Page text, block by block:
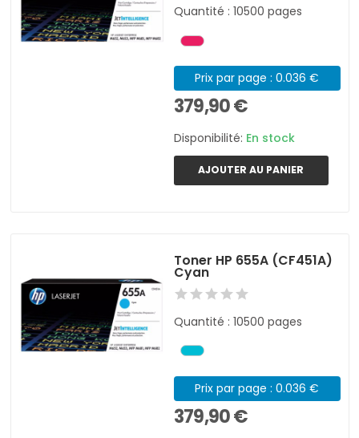
Quantité : 10500 pages
Prix par page : 0.036 €
379,90 €
Disponibilité: En stock
AJOUTER AU PANIER
Toner HP 655A (CF451A)
Cyan
Quantité : 10500 pages
Prix par page : 0.036 €
379,90 €